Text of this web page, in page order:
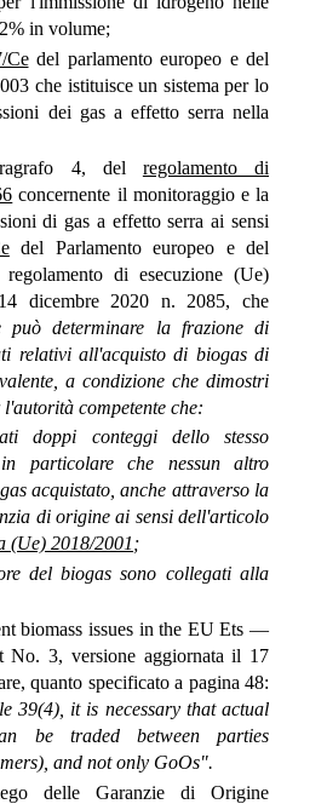
in volume;
Cedel parlamento europeo e del
che istituisce un sistema per lo
dei gas a effetto serra nella
4, del regolamento di
concernente il monitoraggio e la
di gas a effetto serra ai sensi
del Parlamento europeo e del
di esecuzione (Ue)
dicembre 2020 n. 2085, che
può determinare la frazione di
relativi all'acquisto di biogas di
a condizione che dimostri
competente che:
doppi conteggi dello stesso
particolare che nessun altro
acquistato, anche attraverso la
di origine ai sensi dell'articolo
(Ue) 2018/2001;
del biogas sono collegati alla
biomass issues in the EU Ets —
No. 3, versione aggiornata il 17
quanto specificato a pagina 48:
39(4), it is necessary that actual
be traded between parties
and not only GoOs".
delle Garanzie di Origine